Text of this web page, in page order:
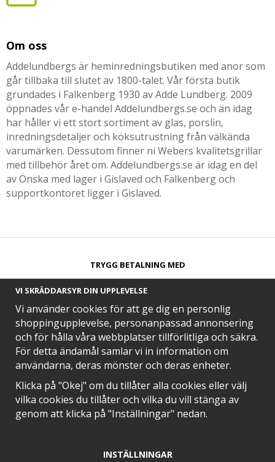
Om oss
Addelundbergs är heminredningsbutiken med anor som
går tillbaka till slutet av 1800-talet. Vår första butik
grundades i Falkenberg 1930 av Adde Lundberg. 2009
öppnades vår e-handel Addelundbergs.se och än idag
har håller vi ett stort sortiment av glas, porslin,
inredningsdetaljer och köksutrustning från välkända
varumärken. Dessutom finner ni Webers kvalitetsgrillar
med tillbehör året om. Addelundbergs.se är idag en del
av Önska med lager i Gislaved och Falkenberg och
supportkontoret ligger i Gislaved.
TRYGG BETALNING MED​
SNABB LEVERANS MED
EN DEL AV
VI SKRÄDDARSYR DIN UPPLEVELSE
Vi använder cookies för att ge dig en personlig
shoppingupplevelse, personanpassad annonsering
och för hålla våra webbplatser tillförlitliga och säkra.
För detta ändamål samlar vi in information om
användarna, deras mönster och deras enheter.
Klicka på "Okej" om du tillåter alla cookies eller välj
vilka cookies du tillåter och vilka du vill stänga av
genom att klicka på "Inställningar" nedan.
INSTÄLLNINGAR